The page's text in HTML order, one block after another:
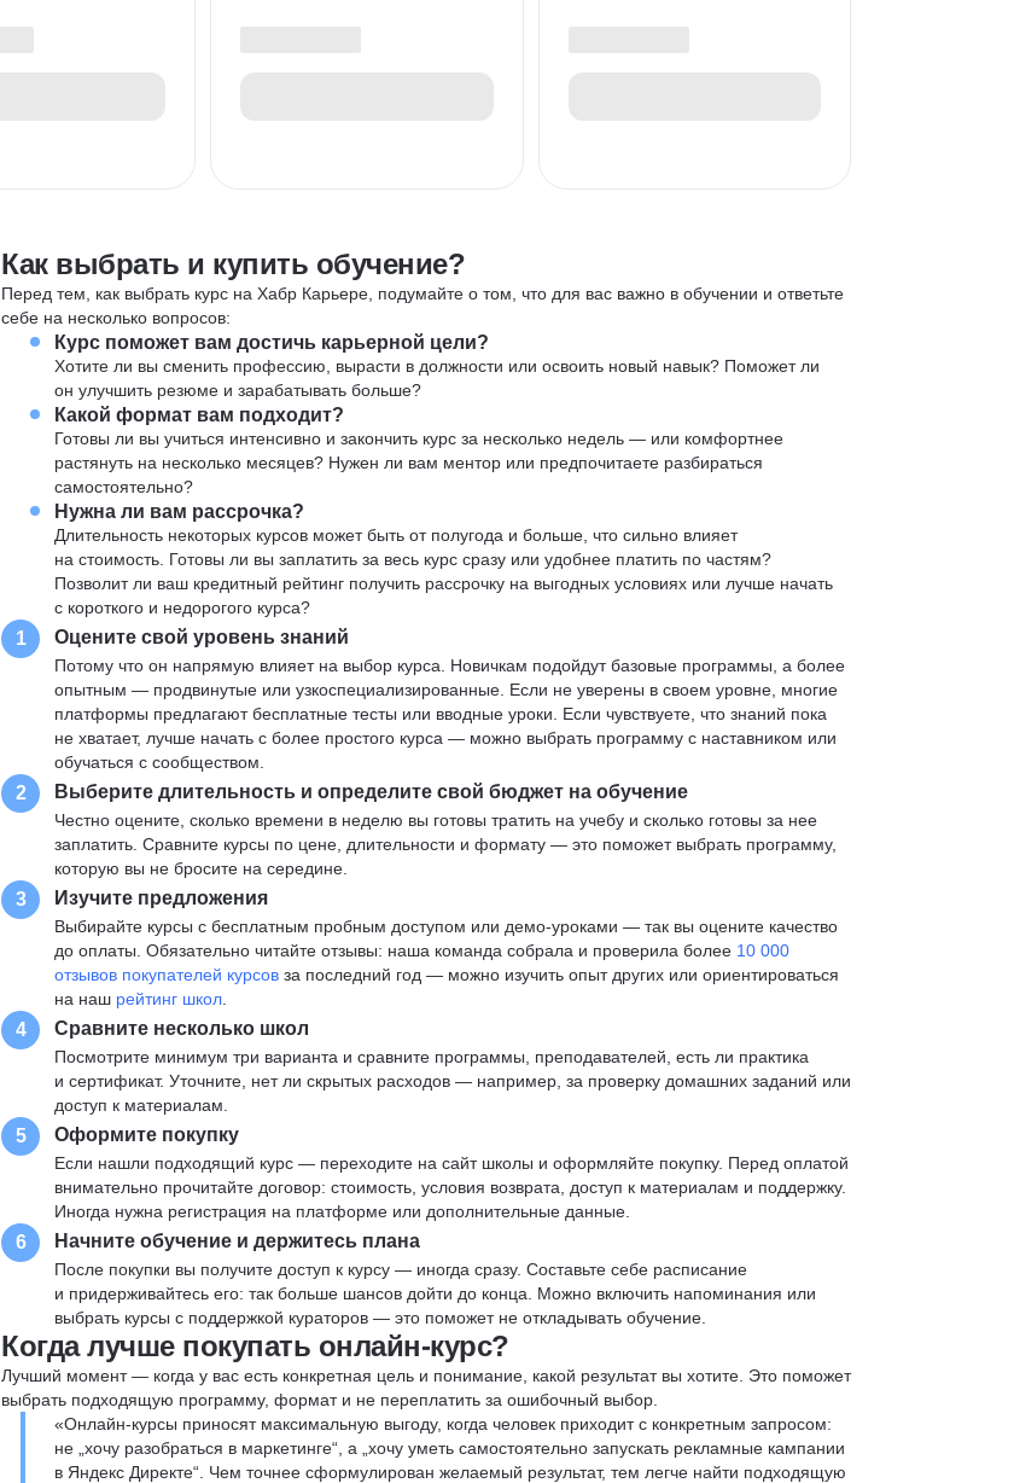
Как выбрать и купить обучение?
Перед тем, как выбрать курс на Хабр Карьере, подумайте о том, что для вас важно в обучении и ответьте
себе на несколько вопросов:
Курс поможет вам достичь карьерной цели?
Хотите ли вы сменить профессию, вырасти в должности или освоить новый навык? Поможет ли
он улучшить резюме и зарабатывать больше?
Какой формат вам подходит?
Готовы ли вы учиться интенсивно и закончить курс за несколько недель — или комфортнее
растянуть на несколько месяцев? Нужен ли вам ментор или предпочитаете разбираться
самостоятельно?
Нужна ли вам рассрочка?
Длительность некоторых курсов может быть от полугода и больше, что сильно влияет
на стоимость. Готовы ли вы заплатить за весь курс сразу или удобнее платить по частям?
Позволит ли ваш кредитный рейтинг получить рассрочку на выгодных условиях или лучше начать
с короткого и недорогого курса?
1 Оцените свой уровень знаний
Потому что он напрямую влияет на выбор курса. Новичкам подойдут базовые программы, а более
опытным — продвинутые или узкоспециализированные. Если не уверены в своем уровне, многие
платформы предлагают бесплатные тесты или вводные уроки. Если чувствуете, что знаний пока
не хватает, лучше начать с более простого курса — можно выбрать программу с наставником или
обучаться с сообществом.
2 Выберите длительность и определите свой бюджет на обучение
Честно оцените, сколько времени в неделю вы готовы тратить на учебу и сколько готовы за нее
заплатить. Сравните курсы по цене, длительности и формату — это поможет выбрать программу,
которую вы не бросите на середине.
3 Изучите предложения
Выбирайте курсы с бесплатным пробным доступом или демо-уроками — так вы оцените качество
до оплаты. Обязательно читайте отзывы: наша команда собрала и проверила более 10 000
отзывов покупателей курсовза последний год — можно изучить опыт других или ориентироваться
на наш рейтинг школ
4 Сравните несколько школ
Посмотрите минимум три варианта и сравните программы, преподавателей, есть ли практика
и сертификат. Уточните, нет ли скрытых расходов — например, за проверку домашних заданий или
доступ к материалам.
5 Оформите покупку
Если нашли подходящий курс — переходите на сайт школы и оформляйте покупку. Перед оплатой
внимательно прочитайте договор: стоимость, условия возврата, доступ к материалам и поддержку.
Иногда нужна регистрация на платформе или дополнительные данные.
6 Начните обучение и держитесь плана
После покупки вы получите доступ к курсу — иногда сразу. Составьте себе расписание
и придерживайтесь его: так больше шансов дойти до конца. Можно включить напоминания или
выбрать курсы с поддержкой кураторов — это поможет не откладывать обучение.
Когда лучше покупать онлайн-курс?
Лучший момент — когда у вас есть конкретная цель и понимание, какой результат вы хотите. Это поможет
выбрать подходящую программу, формат и не переплатить за ошибочный выбор.
«Онлайн-курсы приносят максимальную выгоду, когда человек приходит с конкретным запросом:
не „хочу разобраться в маркетинге“, а „хочу уметь самостоятельно запускать рекламные кампании
в Яндекс Директе“. Чем точнее сформулирован желаемый результат, тем легче найти подходящую